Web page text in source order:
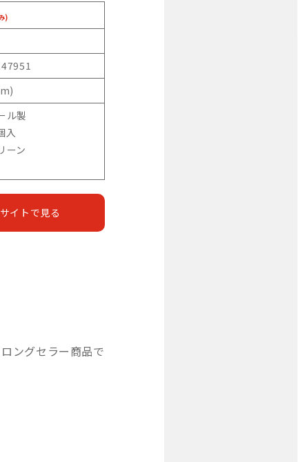
)
ル製
入
ーン
イトで見る
ングセラー商品で